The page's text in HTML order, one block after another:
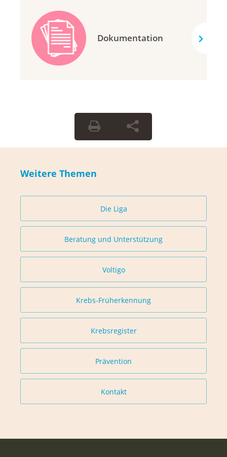
Dokumentation
Weitere Themen
Die Liga
Beratung und Unterstützung
Voltigo
Krebs-Früherkennung
Krebsregister
Prävention
Kontakt